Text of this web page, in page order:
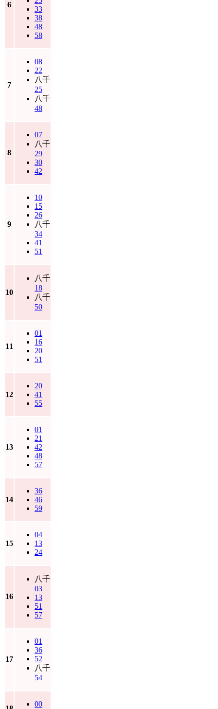
6
33
38
48
58
7
08
22
八千
25
八千
48
8
07
八千
29
30
42
9
10
15
26
八千
34
41
51
10
八千
18
八千
50
11
01
16
20
51
12
20
41
55
13
01
21
42
48
57
14
36
46
59
15
04
13
24
16
八千
03
13
51
57
17
01
36
52
八千
54
00